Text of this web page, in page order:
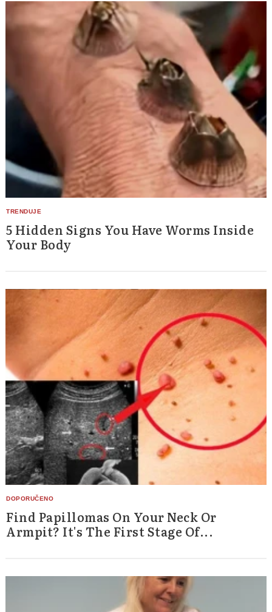
5 Hidden Signs You Have Worms Inside
Your Body
Find Papillomas On Your Neck Or
Armpit? It's The First Stage Of...